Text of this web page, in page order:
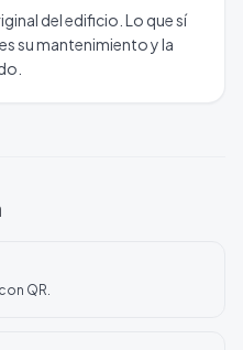
del edificio. Lo que sí
su mantenimiento y la
QR.